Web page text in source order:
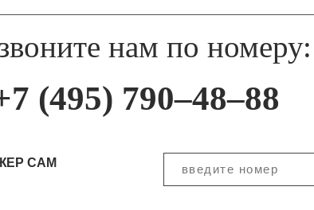
нам по номеру:
(495) 790–48–88
САМ